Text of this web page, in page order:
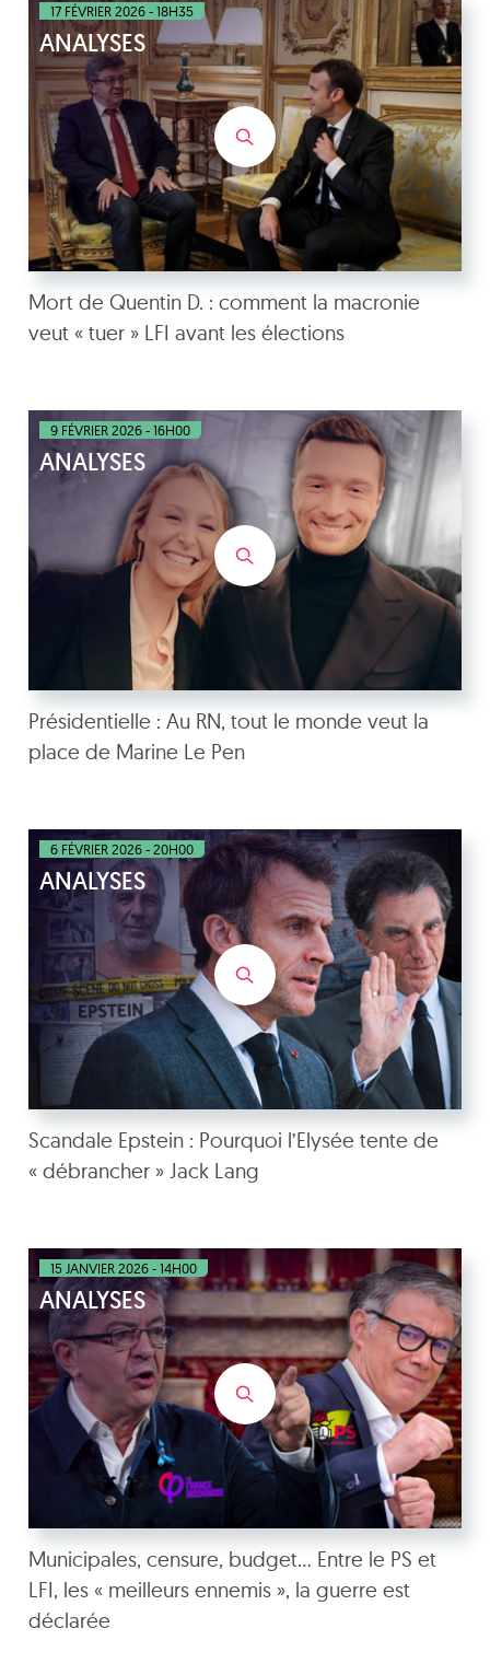
17 FÉVRIER 2026 - 18H35
ANALYSES
Mort de Quentin D. : comment la macronie
veut « tuer » LFI avant les élections
9 FÉVRIER 2026 - 16H00
ANALYSES
Présidentielle : Au RN, tout le monde veut la
place de Marine Le Pen
6 FÉVRIER 2026 - 20H00
ANALYSES
Scandale Epstein : Pourquoi l’Elysée tente de
« débrancher » Jack Lang
15 JANVIER 2026 - 14H00
ANALYSES
Municipales, censure, budget… Entre le PS et
LFI, les « meilleurs ennemis », la guerre est
déclarée